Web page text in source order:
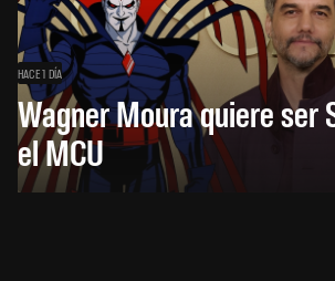
HACE 1 DÍA
Wagner Moura quiere ser
el MCU